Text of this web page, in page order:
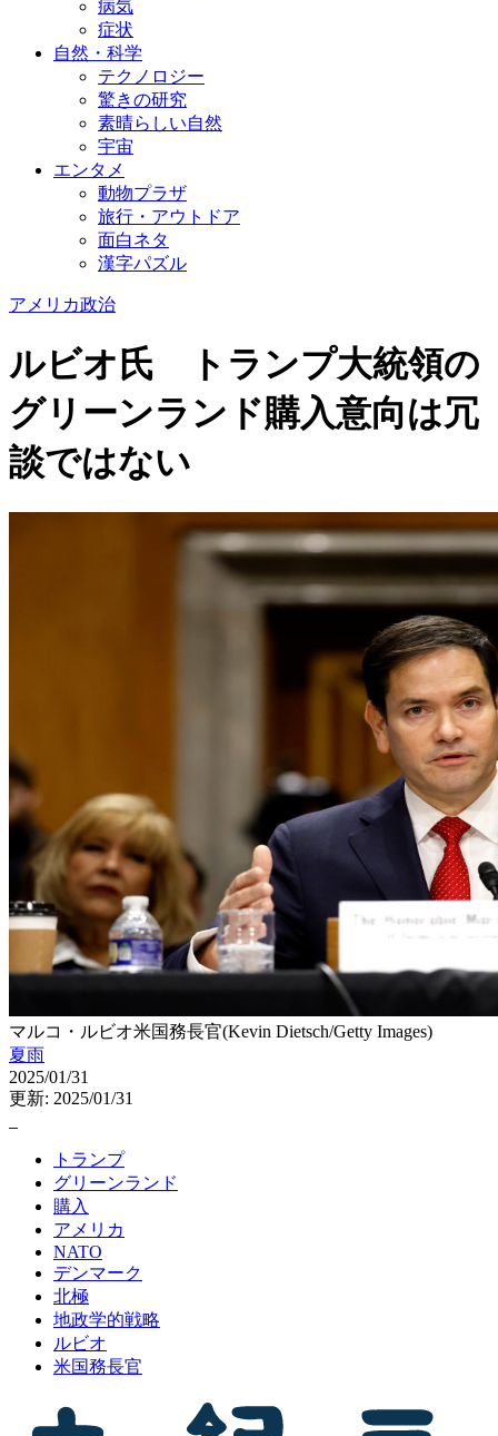
病気
症状
自然・科学
テクノロジー
驚きの研究
素晴らしい自然
宇宙
エンタメ
動物プラザ
旅行・アウトドア
面白ネタ
漢字パズル
アメリカ政治
ルビオ氏 トランプ大統領の
グリーンランド購入意向は冗
談ではない
マルコ・ルビオ米国務長官(Kevin Dietsch/Getty Images)
夏雨
2025/01/31
更新: 2025/01/31
トランプ
グリーンランド
購入
アメリカ
NATO
デンマーク
北極
地政学的戦略
ルビオ
米国務長官